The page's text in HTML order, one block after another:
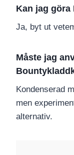
Kan jag
Ja, byt ut
Måste jag
Kondenserad
men
alternativ.